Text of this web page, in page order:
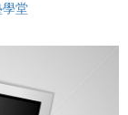
學堂